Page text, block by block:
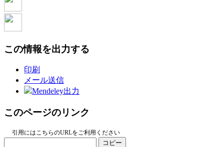
この情報を出力する
印刷
メール送信
Mendeley出力
このページのリンク
引用にはこちらのURLをご利用ください
コピー